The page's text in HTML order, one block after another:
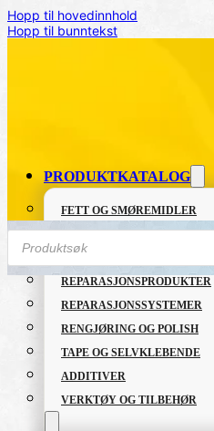
Hopp til hovedinnhold
Hopp til bunntekst
PRODUKTKATALOG
FETT OG SMØREMIDLER
GRUNNING OG LAKK
REPARASJONSPRODUKTER
REPARASJONSSYSTEMER
RENGJØRING OG POLISH
TAPE OG SELVKLEBENDE
ADDITIVER
VERKTØY OG TILBEHØR
Products
search
Hjem/INDUSTRI